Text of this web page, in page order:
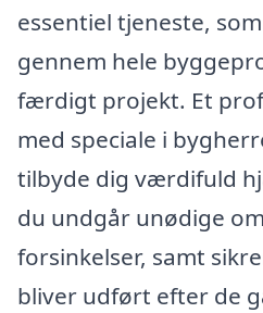
essentiel tjeneste,
gennem hele
færdigt projekt. Et
med speciale i
tilbyde dig værdifuld
du undgår unødige
forsinkelser, samt
bliver udført efter de